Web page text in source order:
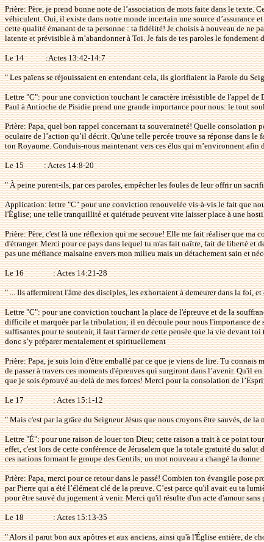
Prière: Père, je prend bonne note de l’association de mots faite dans le texte.
véhiculent. Oui, il existe dans notre monde incertain une source d’assurance
cette qualité émanant de ta personne : ta fidélité! Je choisis à nouveau de ne
latente et prévisible à m’abandonner à Toi. Je fais de tes paroles le fondement
Le 14 :Actes 13:42-14:7
" Les païens se réjouissaient en entendant cela, ils glorifiaient la Parole du
Lettre "C": pour une conviction touchant le caractère irrésistible de l'appel de
Paul à Antioche de Pisidie prend une grande importance pour nous: le tout
Prière: Papa, quel bon rappel concernant ta souveraineté! Quelle
oculaire de l’action qu’il décrit. Qu'une telle percée trouve sa réponse dans
ton Royaume. Conduis-nous maintenant vers ces élus qui m’environnent
Le 15 : Actes 14:8-20
" À peine purent-ils, par ces paroles, empêcher les foules de leur offrir un
Application: lettre "C" pour une conviction renouvelée vis-à-vis le fait que
l'Église; une telle tranquillité et quiétude peuvent vite laisser place à une
Prière: Père, c'est là une réflexion qui me secoue! Elle me fait réaliser que ma
d'étranger. Merci pour ce pays dans lequel tu m'as fait naître, fait de liberté et
pas une méfiance malsaine envers mon milieu mais un détachement sain et
Le 16 : Actes 14:21-28
" ... Ils affermirent l'âme des disciples, les exhortaient à demeurer dans la foi,
Lettre "C": pour une conviction touchant la place de l'épreuve et de la
difficile et marquée par la tribulation; il en découle pour nous l'importance de
suffisantes pour te soutenir, il faut t'armer de cette pensée que la vie devant
donc s’y préparer mentalement et spirituellement
Prière: Papa, je suis loin d'être emballé par ce que je viens de lire. Tu connais
de passer à travers ces moments d'épreuves qui surgiront dans l’avenir. Qu'il
que je sois éprouvé au-delà de mes forces! Merci pour la consolation de
Le 17 : Actes 15:1-12
" Mais c'est par la grâce du Seigneur Jésus que nous croyons être sauvés, de la
Lettre "É": pour une raison de louer ton Dieu; cette raison a trait à ce point
effet, c'est lors de cette conférence de Jérusalem que la totale gratuité du
ces nations formant le groupe des Gentils; un mot nouveau a changé la
Prière: Papa, merci pour ce retour dans le passé! Combien ton évangile pose
par Pierre qui a été l’élément clé de la preuve. C’est parce qu'il avait eu ta
pour être sauvé du jugement à venir. Merci qu'il résulte d'un acte d'amour
Le 18 : Actes 15:13-35
" Alors il parut bon aux apôtres et aux anciens, ainsi qu'à l'Église entière, de